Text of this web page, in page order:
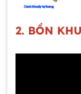
2. BỒN
Gia
tại